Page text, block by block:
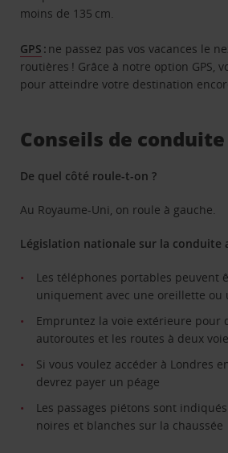
moins de 135 cm.
GPS : ne passez pas vos vacances le
routières ! Grâce à notre option GPS,
pour atteindre votre destination
Conseils de
De quel côté roule-t-on ?
Au Royaume-Uni, on roule à gauche.
Législation nationale sur la conduite
Les téléphones portables peuvent
uniquement avec une oreillette ou
Empruntez la voie extérieure pour
autoroutes et les routes à deux
Si vous voulez accéder à Londres
devrez payer un péage
Les passages piétons sont
noires et blanches sur la chaussée